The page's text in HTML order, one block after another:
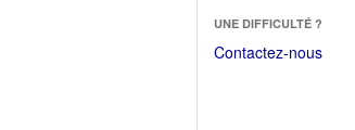
fenêtre)
une
nouvelle
UNE DIFFICULTÉ ?
Contactez-nous